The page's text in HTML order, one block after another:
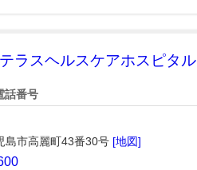
ラスヘルスケアホスピタル
話番号
島市高麗町43番30号 [地図]